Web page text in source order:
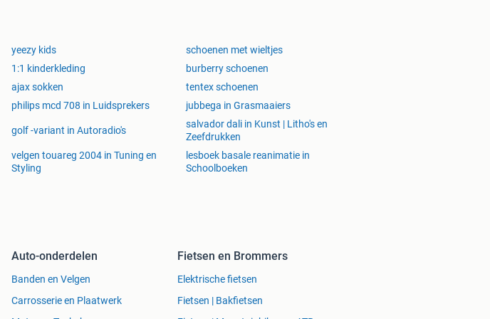
yeezy kids
schoenen met wieltjes
1:1 kinderkleding
burberry schoenen
ajax sokken
tentex schoenen
philips mcd 708 in Luidsprekers
jubbega in Grasmaaiers
golf -variant in Autoradio's
salvador dali in Kunst | Litho's en
Zeefdrukken
velgen touareg 2004 in Tuning en
Styling
lesboek basale reanimatie in
Schoolboeken
Auto-onderdelen
Banden en Velgen
Carrosserie en Plaatwerk
Fietsen en Brommers
Elektrische fietsen
Fietsen | Bakfietsen